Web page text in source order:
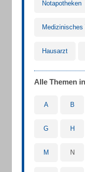
Notapotheken
Medizinisches
Hausarzt
Alle Themen
A B
G H
M N